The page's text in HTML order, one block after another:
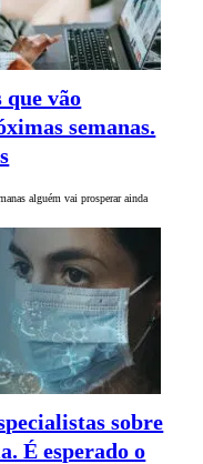
que vão
semanas.
alguém vai prosperar ainda
sobre
É esperado o